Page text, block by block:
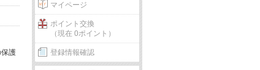
護
マイページ
ポイント交換
（現在 0ポイント）
登録情報確認